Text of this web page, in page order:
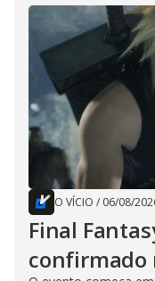
O VÍCIO / 06/08/
Final
confirmado